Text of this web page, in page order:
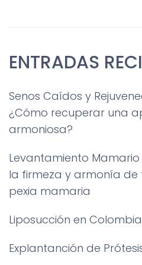
ENTRADAS
Senos Caídos y
¿Cómo recuperar una
armoniosa?
Levantamiento
la firmeza y armonía de
pexia mamaria
Liposucción en
Explantanción de